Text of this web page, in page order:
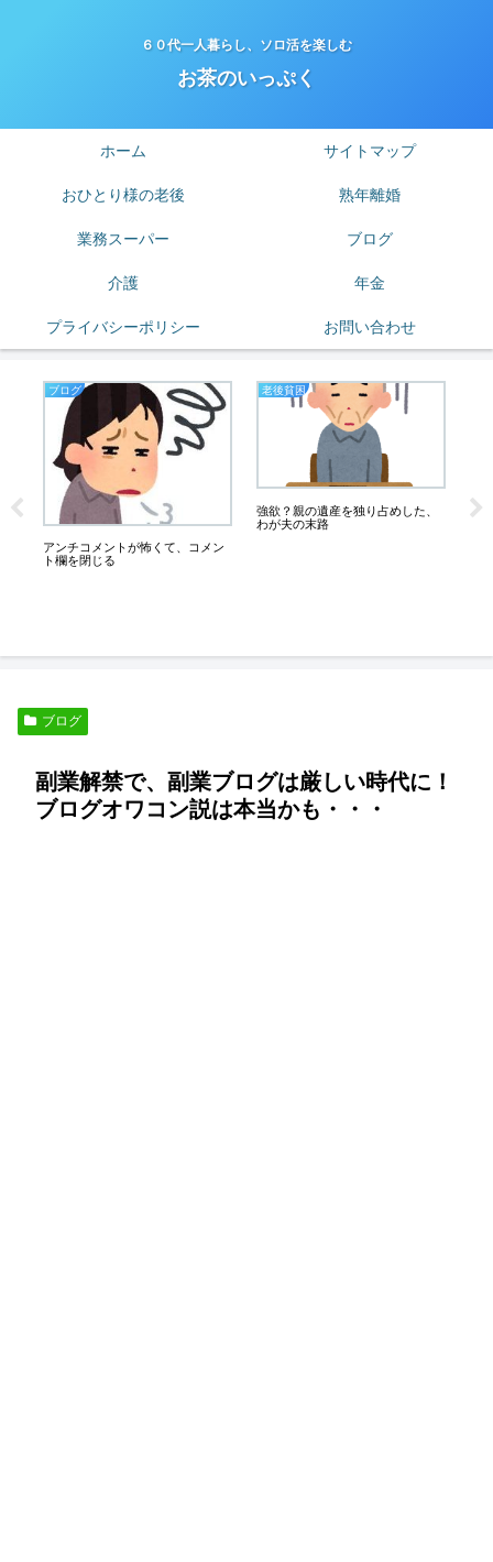
６０代一人暮らし、ソロ活を楽しむ
お茶のいっぷく
ホーム サイトマップ
おひとり様の老後 熟年離婚
業務スーパー ブログ
介護 年金
プライバシーポリシー お問い合わせ
ブログ
アンチコメントが怖くて、コメン
ト欄を閉じる
老後貧困
強欲？親の遺産を独り占めした、
わが夫の末路
６
ブログ
副業解禁で、副業ブログは厳しい時代に！
ブログオワコン説は本当かも・・・